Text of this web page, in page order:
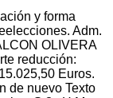
y forma
Adm.
OLIVERA
reducción:
Euros.
de nuevo Texto